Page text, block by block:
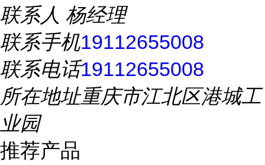
联系人 杨经理
联系手机19112655008
联系电话19112655008
所在地址重庆市江北区港城工
业园
推荐产品